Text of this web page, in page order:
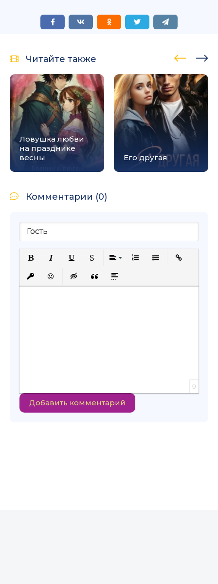
Читайте также
Ловушка любви
на празднике
весны
Его другая
Комментарии (0)
Подчеркнутый
Вставить защищенную ссылку
Вставить смайлик
Вставка скрытого текста
Вставка цитаты
Вставка спойлера
0
Добавить комментарий